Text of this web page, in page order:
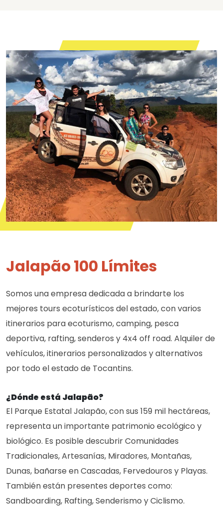
Jalapão 100 Límites
Somos una empresa dedicada a brindarte los
mejores tours ecoturísticos del estado, con varios
itinerarios para ecoturismo, camping, pesca
deportiva, rafting, senderos y 4x4 off road. Alquiler de
vehículos, itinerarios personalizados y alternativos
por todo el estado de Tocantins.
¿Dónde está Jalapão?
El Parque Estatal Jalapão, con sus 159 mil hectáreas,
representa un importante patrimonio ecológico y
biológico. Es posible descubrir Comunidades
Tradicionales, Artesanías, Miradores, Montañas,
Dunas, bañarse en Cascadas, Fervedouros y Playas.
También están presentes deportes como:
Sandboarding, Rafting, Senderismo y Ciclismo.